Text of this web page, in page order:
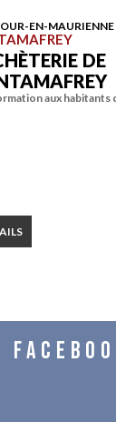
EN-MAURIENNE
DE
aux habitants